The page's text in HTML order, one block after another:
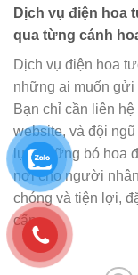
Dịch vụ điện hoa
qua từng cánh
Dịch vụ điện hoa
những ai muốn gửi
Bạn chỉ cần liên
website, và đội
lựa những bó hoa
nơi cho người
chóng và tiện lợi,
cấp.